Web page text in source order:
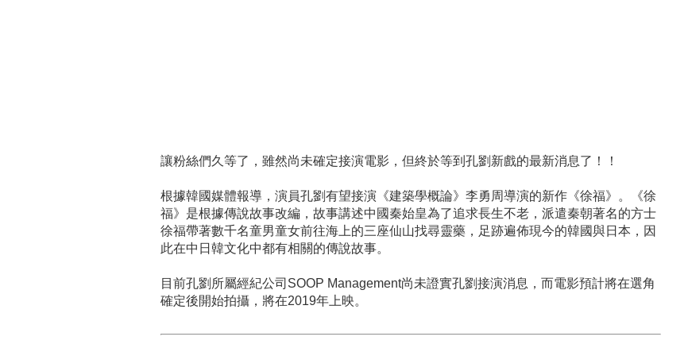
讓粉絲們久等了，雖然尚未確定接演電影，但終於等到孔劉新戲的最新消息了！！
根據韓國媒體報導，演員孔劉有望接演《建築學概論》李勇周導演的新作《徐福》。《徐
福》是根據傳說故事改編，故事講述中國秦始皇為了追求長生不老，派遣秦朝著名的方士
徐福帶著數千名童男童女前往海上的三座仙山找尋靈藥，足跡遍佈現今的韓國與日本，因
此在中日韓文化中都有相關的傳說故事。
目前孔劉所屬經紀公司SOOP Management尚未證實孔劉接演消息，而電影預計將在選角
確定後開始拍攝，將在2019年上映。